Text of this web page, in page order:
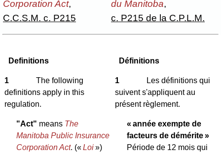
Corporation Act,
C.C.S.M. c. P215
du Manitoba,
c. P215 de la C.P.L.M.
Definitions
1
The following
definitions apply in this
regulation.
"Act" means The
Manitoba Public Insurance
Corporation Act. («Loi»)
Définitions
1
Les définitions qui
suivent s'appliquent au
présent règlement.
« année exempte de
facteurs de démérite »
Période de 12 mois qui